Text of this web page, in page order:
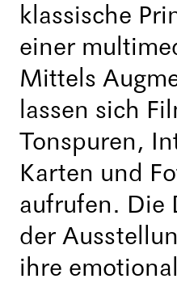
klassische
einer
Mittels
lassen sich
Tonspuren,
Karten und
aufrufen. Die
der
ihre